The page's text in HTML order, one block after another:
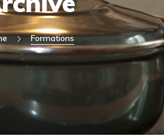
Formations